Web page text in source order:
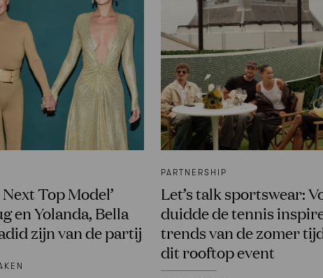
Top Model’
en Yolanda, Bella
zijn van de partij
PARTNERSHIP
Let’s talk sportswear:
duidde de tennis
trends van de zomer
dit rooftop event